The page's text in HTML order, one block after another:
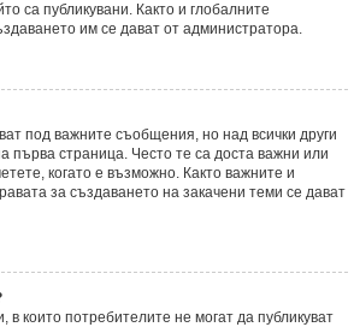
са публикувани. Както и глобалните
им се дават от администратора.
под важните съобщения, но над всички други
първа страница. Често те са доста важни или
когато е възможно. Както важните и
за създаването на закачени теми се дават
в които потребителите не могат да публикуват